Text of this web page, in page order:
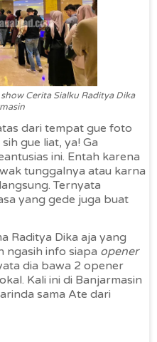
Cerita Sialku Raditya Dika
dari tempat gue foto
gue liat, ya! Ga
ini. Entah karena
tunggalnya atau karna
Ternyata
yang gede juga buat
Raditya Dika aja yang
ngasih info siapa opener
dia bawa 2 opener
Kali ini di Banjarmasin
sama Ate dari